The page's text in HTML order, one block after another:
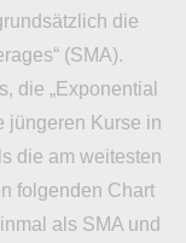
die
(SMA).
die „Exponential
jüngeren Kurse in
die am weitesten
folgenden Chart
als SMA und